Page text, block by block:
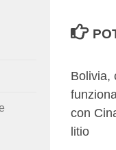
Bolivia,
con
litio